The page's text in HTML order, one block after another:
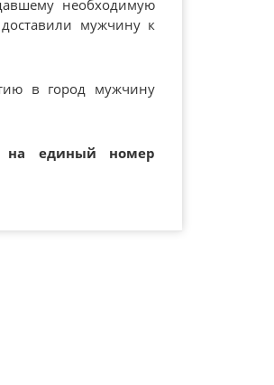
необходимую
мужчину к
в город мужчину
на единый номер